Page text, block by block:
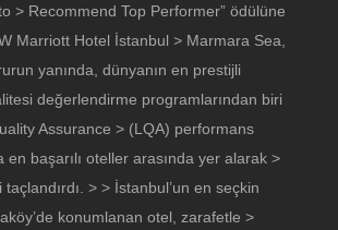
> Recommend Top Performer” ödülüne
Marriott Hotel İstanbul > Marmara Sea,
yanında, dünyanın en prestijli
değerlendirme programlarından biri
Assurance > (LQA) performans
en başarılı oteller arasında yer alarak >
> > İstanbul’un en seçkin
konumlanan otel, zarafetle >